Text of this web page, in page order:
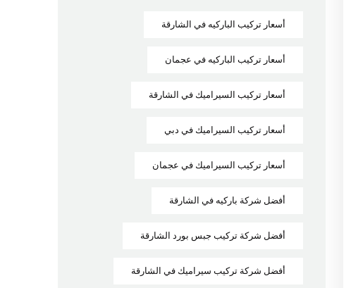
أسعار تركيب الباركيه في الشارقة
أسعار تركيب الباركيه في عجمان
أسعار تركيب السيراميك في الشارقة
أسعار تركيب السيراميك في دبي
أسعار تركيب السيراميك في عجمان
أفضل شركة باركيه في الشارقة
أفضل شركة تركيب جبس بورد الشارقة
أفضل شركة تركيب سيراميك في الشارقة